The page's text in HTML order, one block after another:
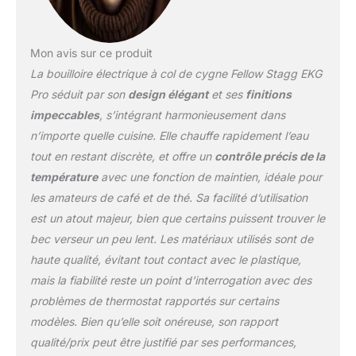
PRO: A precision
gooseneck spout
ensures a slow,
controlled pour—
enhancing saturation for
balanced extraction. An
natural in your hand,
offering a comfortable
pour from the first drop
to the last. EFFORTLESS
degree temperature
control and a quick heat
time, Stagg EKG Pro
heats water exactly
when—and how—you
need it. From a 96°C
Mon avis sur ce produit
La bouilloire électrique à col de cygne Fellow Stagg EKG
Pro séduit par son design élégantet ses finitions
impeccables, s’intégrant harmonieusement dans
n’importe quelle cuisine. Elle chauffe rapidement l’eau
tout en restant discrète, et offre un contrôle précis de la
températureavec une fonction de maintien, idéale pour
les amateurs de café et de thé. Sa facilité d’utilisation
est un atout majeur, bien que certains puissent trouver le
bec verseur un peu lent. Les matériaux utilisés sont de
haute qualité, évitant tout contact avec le plastique,
mais la fiabilité reste un point d’interrogation avec des
problèmes de thermostat rapportés sur certains
modèles. Bien qu’elle soit onéreuse, son rapport
qualité/prix peut être justifié par ses performances,